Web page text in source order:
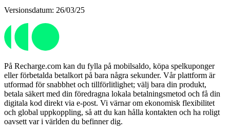
Versionsdatum: 26/03/25
På Recharge.com kan du fylla på mobilsaldo, köpa spelkuponger
eller förbetalda betalkort på bara några sekunder. Vår plattform är
utformad för snabbhet och tillförlitlighet; välj bara din produkt,
betala säkert med din föredragna lokala betalningsmetod och få din
digitala kod direkt via e-post. Vi värnar om ekonomisk flexibilitet
och global uppkoppling, så att du kan hålla kontakten och ha roligt
oavsett var i världen du befinner dig.